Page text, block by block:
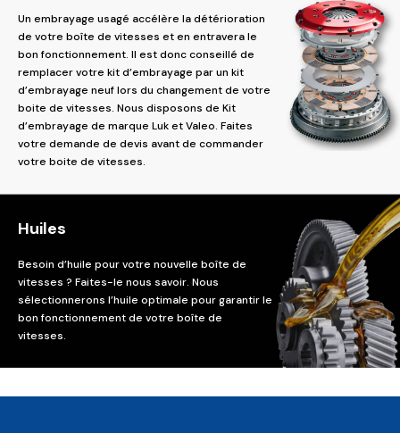
Un embrayage usagé accélère la détérioration
de votre boîte de vitesses et en entravera le
bon fonctionnement. Il est donc conseillé de
remplacer votre kit d’embrayage par un kit
d’embrayage neuf lors du changement de votre
boite de vitesses. Nous disposons de Kit
d’embrayage de marque Luk et Valeo. Faites
votre demande de devis avant de commander
votre boite de vitesses.
Huiles
Besoin d’huile pour votre nouvelle boîte de
vitesses ? Faites-le nous savoir. Nous
sélectionnerons l’huile optimale pour garantir le
bon fonctionnement de votre boîte de
vitesses.